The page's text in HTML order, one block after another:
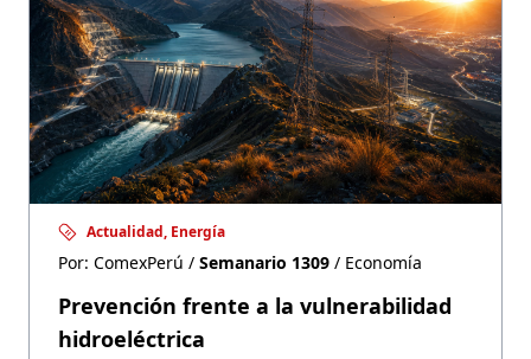
Actualidad, Energía
Por: ComexPerú / Semanario 1309 / Economía
Prevención frente a la vulnerabilidad
hidroeléctrica